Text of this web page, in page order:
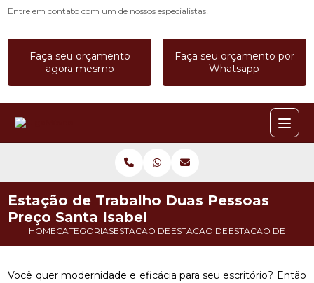
Entre em contato com um de nossos especialistas!
Faça seu orçamento
agora mesmo
Faça seu orçamento por
Whatsapp
HOMECATEGORIASESTACAO DE TRABALHOESTACAO DE TRABALHO 2
ESTACAO DE
Estação de Trabalho Duas Pessoas
Preço Santa Isabel
Você quer modernidade e eficácia para seu escritório? Então